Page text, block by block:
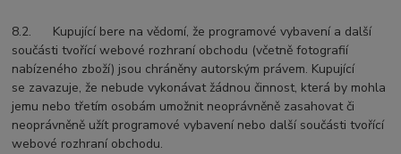
8.2. Kupující bere na vědomí, že programové vybavení a další
součásti tvořící webové rozhraní obchodu (včetně fotografií
nabízeného zboží) jsou chráněny autorským právem. Kupující
se zavazuje, že nebude vykonávat žádnou činnost, která by mohla
jemu nebo třetím osobám umožnit neoprávněně zasahovat či
neoprávněně užít programové vybavení nebo další součásti tvořící
webové rozhraní obchodu.